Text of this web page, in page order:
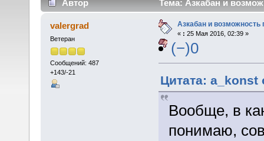
Автор Тема: Азкабан и
valergrad
Ветеран
Сообщений: 487
+143/-21
Азкабан и возможность
« : 25 Мая 2016, 02:39 »
(−)0
Цитата: a_konst
Вообще, в
понимаю,